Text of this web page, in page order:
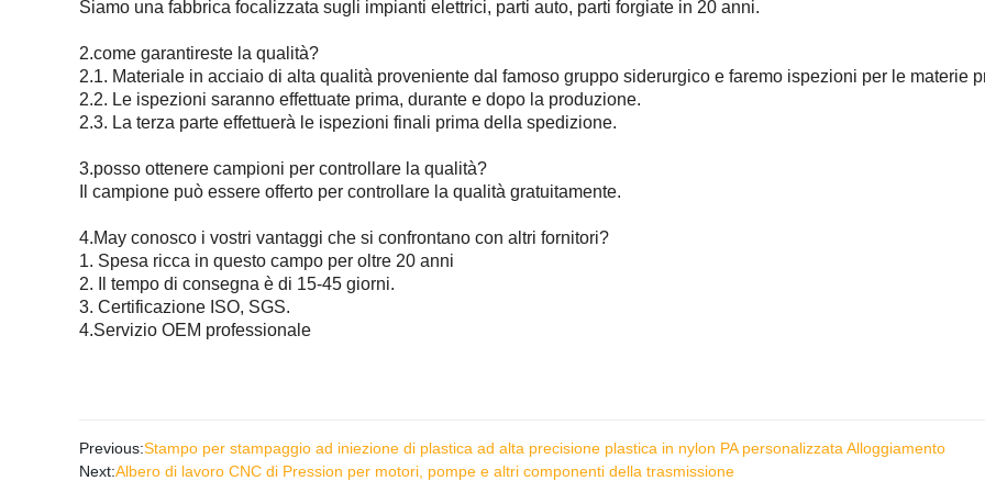
Siamo una fabbrica focalizzata sugli impianti elettrici, parti auto, parti forgiate in 20 anni.
2.come garantireste la qualità?
2.1. Materiale in acciaio di alta qualità proveniente dal famoso gruppo siderurgico e faremo ispezioni per le materie
2.2. Le ispezioni saranno effettuate prima, durante e dopo la produzione.
2.3. La terza parte effettuerà le ispezioni finali prima della spedizione.
3.posso ottenere campioni per controllare la qualità?
Il campione può essere offerto per controllare la qualità gratuitamente.
4.May conosco i vostri vantaggi che si confrontano con altri fornitori?
1. Spesa ricca in questo campo per oltre 20 anni
2. Il tempo di consegna è di 15-45 giorni.
3. Certificazione ISO, SGS.
4.Servizio OEM professionale
Previous:Stampo per stampaggio ad iniezione di plastica ad alta precisione plastica in nylon PA personalizzata Alloggiamento
Next:Albero di lavoro CNC di Pression per motori, pompe e altri componenti della trasmissione